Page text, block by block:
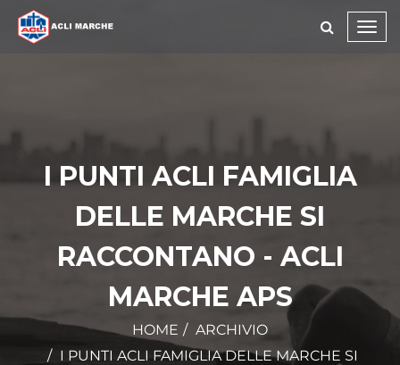
I PUNTI ACLI FAMIGLIA
DELLE MARCHE SI
RACCONTANO - ACLI
MARCHE APS
HOME
ARCHIVIO
I PUNTI ACLI FAMIGLIA DELLE MARCHE SI